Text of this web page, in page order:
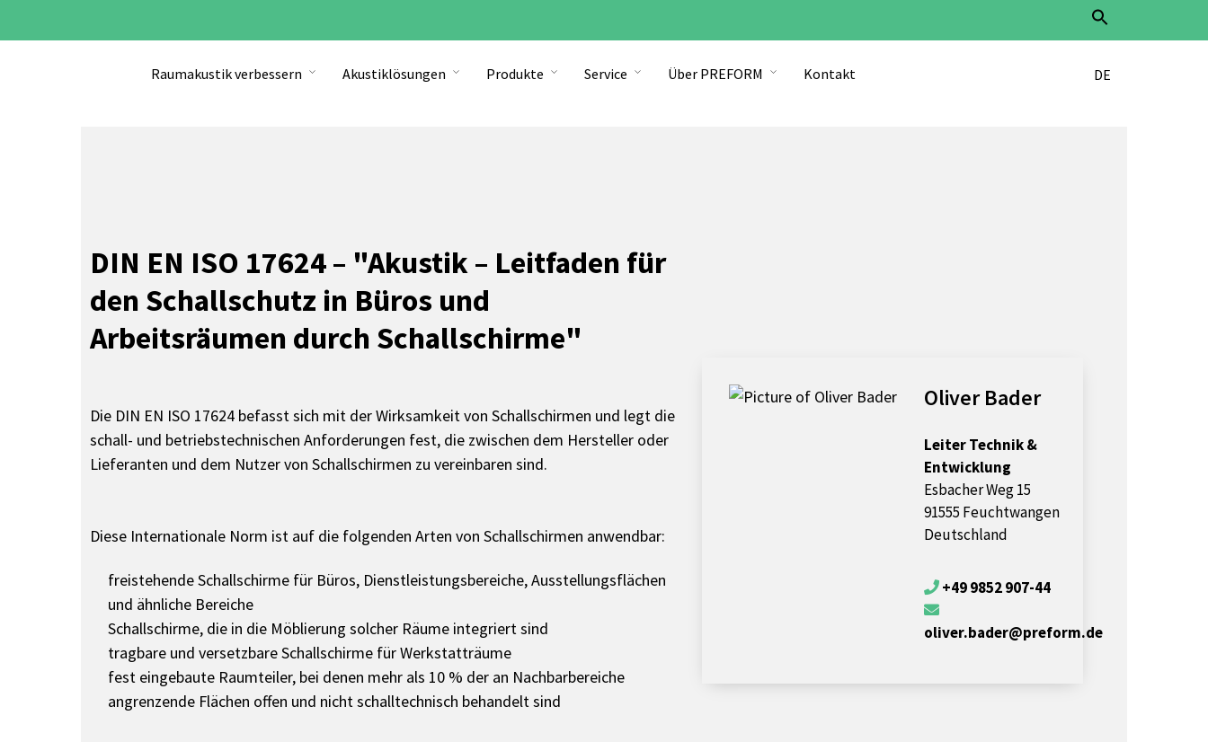
Search Button
Raumakustik verbessern Akustiklösungen Produkte Service Über PREFORM Kontakt DE
DIN EN ISO 17624 – "Akustik – Leitfaden für
den Schallschutz in Büros und
Arbeitsräumen durch Schallschirme"
Die DIN EN ISO 17624 befasst sich mit der Wirksamkeit von Schallschirmen und legt die
schall- und betriebstechnischen Anforderungen fest, die zwischen dem Hersteller oder
Lieferanten und dem Nutzer von Schallschirmen zu vereinbaren sind.
Diese Internationale Norm ist auf die folgenden Arten von Schallschirmen anwendbar:
freistehende Schallschirme für Büros, Dienstleistungsbereiche, Ausstellungsflächen
und ähnliche Bereiche
Schallschirme, die in die Möblierung solcher Räume integriert sind
tragbare und versetzbare Schallschirme für Werkstatträume
fest eingebaute Raumteiler, bei denen mehr als 10 % der an Nachbarbereiche
angrenzende Flächen offen und nicht schalltechnisch behandelt sind
Oliver Bader
Leiter Technik &
Entwicklung
Esbacher Weg 15
91555 Feuchtwangen
Deutschland
+49 9852 907-44
oliver.bader@preform.de